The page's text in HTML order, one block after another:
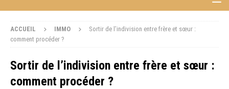
ACCUEIL IMMO
Sortir de l’indivision entre frère et sœur :
comment procéder ?
Sortir de l’indivision entre frère et sœur :
comment procéder ?